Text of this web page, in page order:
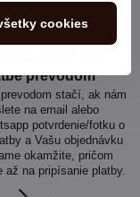
ihneď aj pri
prevodom
stačí, ak nám
na email alebo
potvrdenie/fotku o
a Vašu objednávku
okamžite, pričom
až na pripísanie platby.
cookies